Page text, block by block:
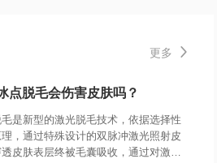
更多 
点脱毛会伤害皮肤吗？
是新型的激光脱毛技术，依据选择性
，通过特殊设计的双脉冲激光照射皮
皮肤表层终被毛囊吸收，通过对激光